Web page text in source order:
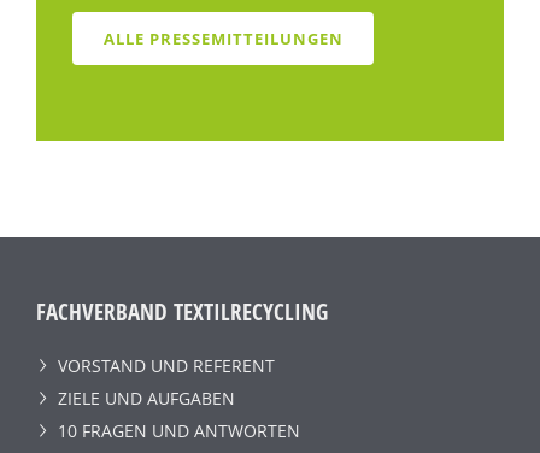
ALLE PRESSEMITTEILUNGEN
FACHVERBAND TEXTILRECYCLING
VORSTAND UND REFERENT
ZIELE UND AUFGABEN
10 FRAGEN UND ANTWORTEN